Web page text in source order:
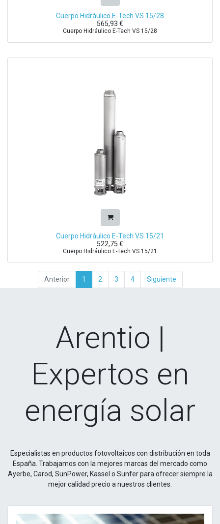
Cuerpo Hidráulico E-Tech VS 15/28
565,93 €
Cuerpo Hidráulico E-Tech VS 15/28
Cuerpo Hidráulico E-Tech VS 15/21
522,75 €
Cuerpo Hidráulico E-Tech VS 15/21
Anterior 1 2 3 4 Siguiente
Arentio |
Expertos en
energía solar
Especialistas en productos fotovoltaicos con distribución en toda
España. Trabajamos con la mejores marcas del mercado como
Ayerbe, Carod, SunPower, Kassel o Sunfer para ofrecer siempre la
mejor calidad precio a nuestros clientes.